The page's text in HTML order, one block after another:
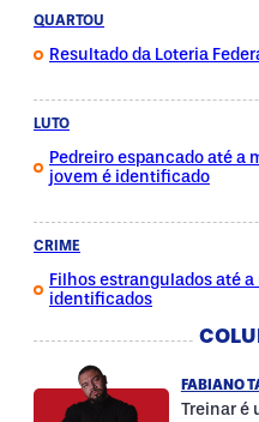
QUARTOU
Resultado da Loteria
LUTO
Pedreiro espancado até a
jovem é identificado
CRIME
Filhos estrangulados até
identificados
FABIANO
Treinar é